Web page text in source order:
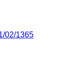
02/1365